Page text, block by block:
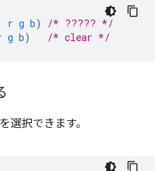
r g b)
/* ????? */
g b) /* clear */
選択できます。